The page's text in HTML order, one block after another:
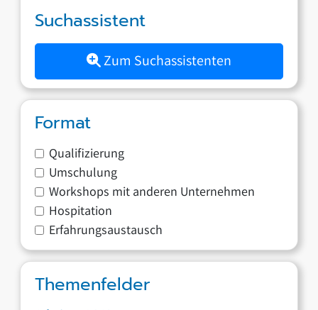
Suchassistent
Zum Suchassistenten
Format
Qualifizierung
Umschulung
Workshops mit anderen Unternehmen
Hospitation
Erfahrungsaustausch
Themenfelder